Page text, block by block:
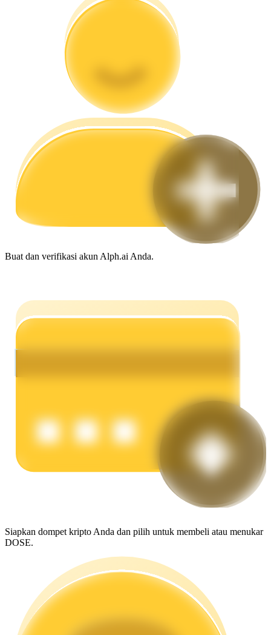
Panduan Pemula Berjangka
Strategi perdagangan
Dapatkan imbalan kompetitif setiap hari
Buat dan verifikasi akun Alph.ai Anda.
Siapkan dompet kripto Anda dan pilih untuk membeli atau menukar
DOSE.